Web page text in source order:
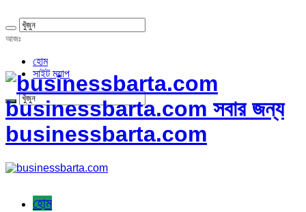
আজঃ
হোম
সাইট ম্যাপ
businessbarta.com সবার জন্য
businessbarta.com
হোম